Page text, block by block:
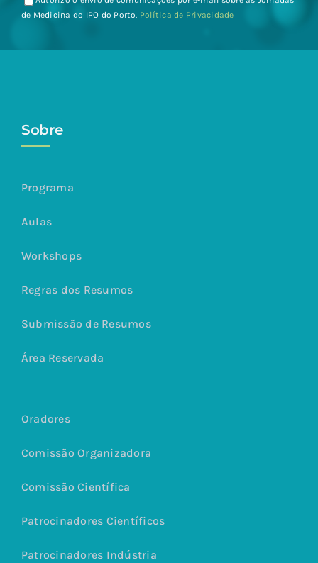
de Medicina do IPO do Porto. Política de Privacidade
Sobre
Programa
Aulas
Workshops
Regras dos Resumos
Submissão de Resumos
Área Reservada
Oradores
Comissão Organizadora
Comissão Científica
Patrocinadores Científicos
Patrocinadores Indústria